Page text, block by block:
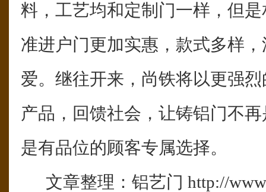
料，工艺均和定制门一样，但
准进户门更加实惠，款式多样
爱。继往开来，尚铁将以更强
产品，回馈社会，让铸铝门不
是有品位的顾客专属选择。
文章整理：铝艺门 http://